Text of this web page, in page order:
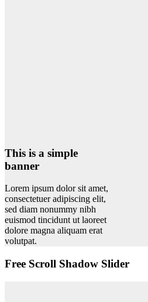
This is a simple
banner
Lorem ipsum dolor sit amet,
consectetuer adipiscing elit,
sed diam nonummy nibh
euismod tincidunt ut laoreet
dolore magna aliquam erat
volutpat.
Free Scroll Shadow Slider